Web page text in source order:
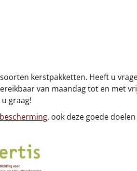
kerstpakketten. Heeft u
van maandag tot en met
graag!
, ook deze goede